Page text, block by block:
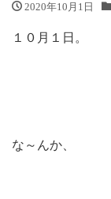
2020年10月1日
１０月１日。
な～んか、